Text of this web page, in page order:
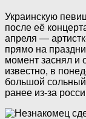
Украинскую
после её
апреля —
прямо на
момент заснял и
известно, в
большой
ранее из-за